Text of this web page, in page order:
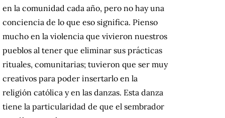
en la comunidad cada año, pero no hay una
conciencia de lo que eso significa. Pienso
mucho en la violencia que vivieron nuestros
pueblos al tener que eliminar sus prácticas
rituales, comunitarias; tuvieron que ser muy
creativos para poder insertarlo en la
religión católica y en las danzas. Esta danza
tiene la particularidad de que el sembrador